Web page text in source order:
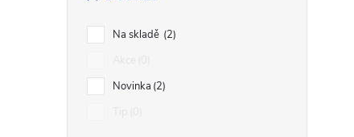
Na skladě 2
Novinka 2